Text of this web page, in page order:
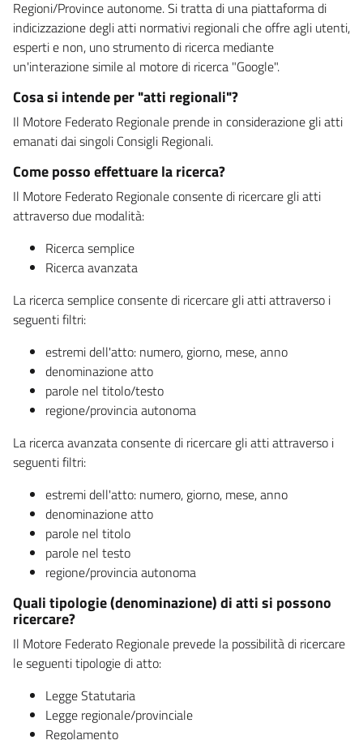
Regioni/Province autonome. Si tratta di una piattaforma di
indicizzazione degli atti normativi regionali che offre agli utenti,
esperti e non, uno strumento di ricerca mediante
un'interazione simile al motore di ricerca "Google".
Cosa si intende per "atti regionali"?
Il Motore Federato Regionale prende in considerazione gli atti
emanati dai singoli Consigli Regionali.
Come posso effettuare la ricerca?
Il Motore Federato Regionale consente di ricercare gli atti
attraverso due modalità:
Ricerca semplice
Ricerca avanzata
La ricerca semplice consente di ricercare gli atti attraverso i
seguenti filtri:
estremi dell'atto: numero, giorno, mese, anno
denominazione atto
parole nel titolo/testo
regione/provincia autonoma
La ricerca avanzata consente di ricercare gli atti attraverso i
seguenti filtri:
estremi dell'atto: numero, giorno, mese, anno
denominazione atto
parole nel titolo
parole nel testo
regione/provincia autonoma
Quali tipologie (denominazione) di atti si possono
ricercare?
Il Motore Federato Regionale prevede la possibilità di ricercare
le seguenti tipologie di atto:
Legge Statutaria
Legge regionale/provinciale
Regolamento